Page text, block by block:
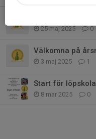
25 maj 2025 0
Välkomna på
3 maj 2025 1
Start för
8 mar 2025 0